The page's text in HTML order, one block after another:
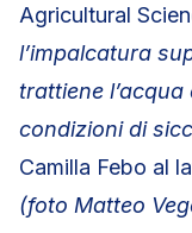
Agricultural
l’impalcatura
trattiene
condizioni di
Camilla Febo al
(foto Matteo